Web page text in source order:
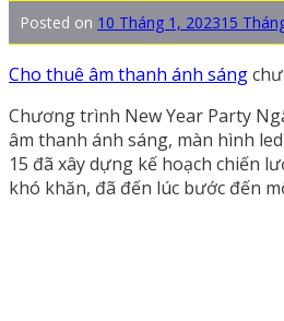
Posted on 10 Tháng 1, 202315
Cho thuê âm thanh ánh sáng
Chương trình New Year Party
âm thanh ánh sáng, màn hình
15 đã xây dựng kế hoạch chiến
khó khăn, đã đến lúc bước đến